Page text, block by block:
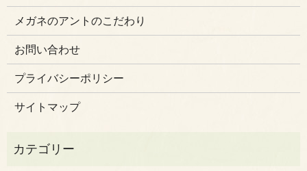
メガネのアントのこだわり
お問い合わせ
プライバシーポリシー
サイトマップ